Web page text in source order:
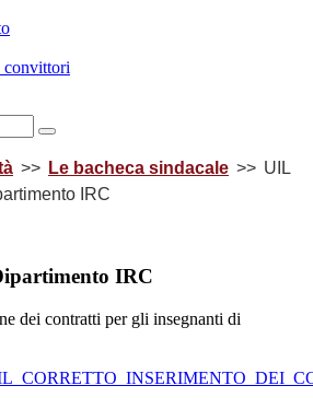
convittori
Le bacheca sindacale
UIL
IRC
IRC
dei contratti per gli insegnanti di